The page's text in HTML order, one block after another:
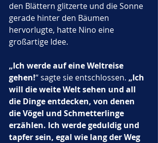
den Blättern glitzerte und die Sonne
gerade hinter den Bäumen
hervorlugte, hatte Nino eine
großartige Idee.
„Ich werde auf eine Weltreise
gehen!“ sagte sie entschlossen. „Ich
will die weite Welt sehen und all
die Dinge entdecken, von denen
die Vögel und Schmetterlinge
erzählen. Ich werde geduldig und
tapfer sein, egal wie lang der Weg